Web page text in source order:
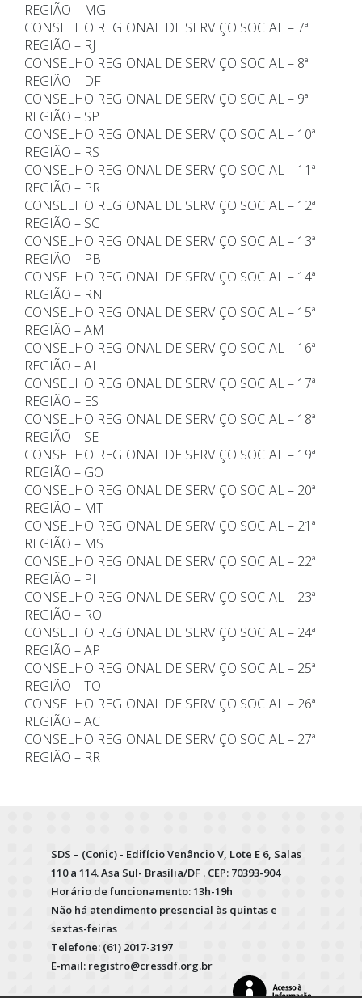
REGIÃO – MG
CONSELHO REGIONAL DE SERVIÇO SOCIAL – 7ª
REGIÃO – RJ
CONSELHO REGIONAL DE SERVIÇO SOCIAL – 8ª
REGIÃO – DF
CONSELHO REGIONAL DE SERVIÇO SOCIAL – 9ª
REGIÃO – SP
CONSELHO REGIONAL DE SERVIÇO SOCIAL – 10ª
REGIÃO – RS
CONSELHO REGIONAL DE SERVIÇO SOCIAL – 11ª
REGIÃO – PR
CONSELHO REGIONAL DE SERVIÇO SOCIAL – 12ª
REGIÃO – SC
CONSELHO REGIONAL DE SERVIÇO SOCIAL – 13ª
REGIÃO – PB
CONSELHO REGIONAL DE SERVIÇO SOCIAL – 14ª
REGIÃO – RN
CONSELHO REGIONAL DE SERVIÇO SOCIAL – 15ª
REGIÃO – AM
CONSELHO REGIONAL DE SERVIÇO SOCIAL – 16ª
REGIÃO – AL
CONSELHO REGIONAL DE SERVIÇO SOCIAL – 17ª
REGIÃO – ES
CONSELHO REGIONAL DE SERVIÇO SOCIAL – 18ª
REGIÃO – SE
CONSELHO REGIONAL DE SERVIÇO SOCIAL – 19ª
REGIÃO – GO
CONSELHO REGIONAL DE SERVIÇO SOCIAL – 20ª
REGIÃO – MT
CONSELHO REGIONAL DE SERVIÇO SOCIAL – 21ª
REGIÃO – MS
CONSELHO REGIONAL DE SERVIÇO SOCIAL – 22ª
REGIÃO – PI
CONSELHO REGIONAL DE SERVIÇO SOCIAL – 23ª
REGIÃO – RO
CONSELHO REGIONAL DE SERVIÇO SOCIAL – 24ª
REGIÃO – AP
CONSELHO REGIONAL DE SERVIÇO SOCIAL – 25ª
REGIÃO – TO
CONSELHO REGIONAL DE SERVIÇO SOCIAL – 26ª
REGIÃO – AC
CONSELHO REGIONAL DE SERVIÇO SOCIAL – 27ª
REGIÃO – RR
SDS – (Conic) - Edifício Venâncio V, Lote E 6, Salas
110 a 114. Asa Sul- Brasília/DF . CEP: 70393-904
Horário de funcionamento: 13h-19h
Não há atendimento presencial às quintas e
sextas-feiras
Telefone: (61) 2017-3197
E-mail: registro@cressdf.org.br